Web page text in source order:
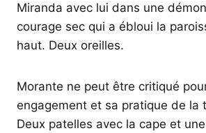
Miranda avec lui dans une
courage sec qui a ébloui la
haut. Deux oreilles.
Morante ne peut être critiqué
engagement et sa pratique de la
Deux patelles avec la cape et